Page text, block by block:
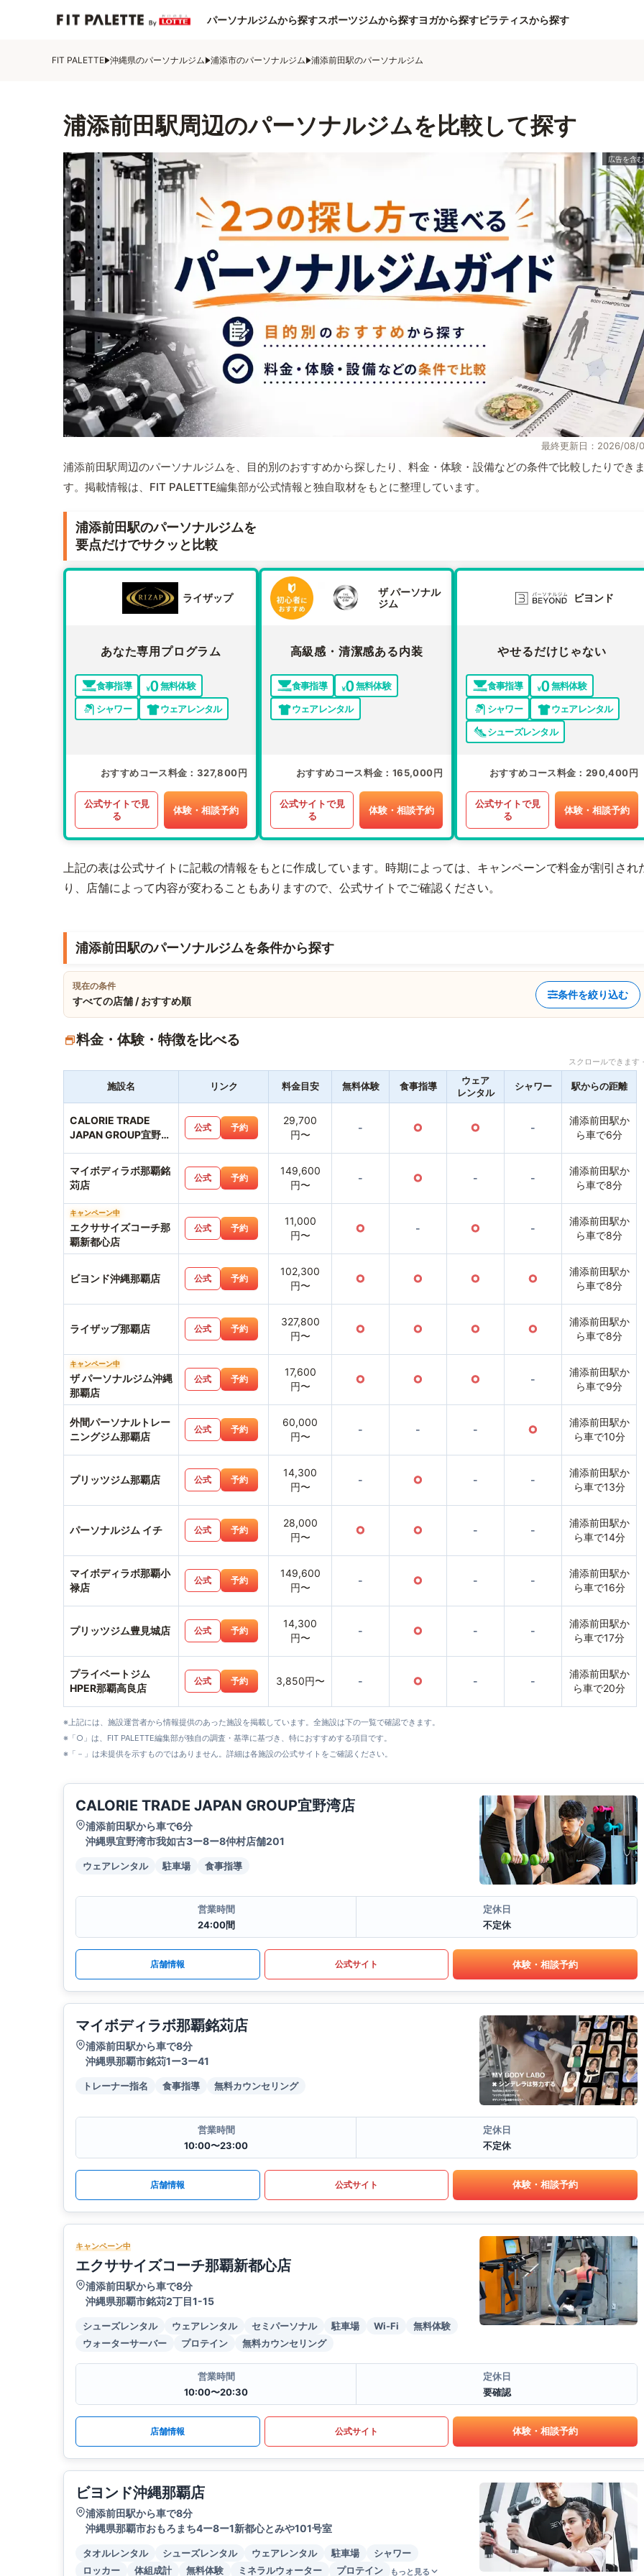
パーソナルジムから探すスポーツジムから探すヨガから探すピラティスから探す
FIT PALETTE 沖縄県のパーソナルジム 浦添市のパーソナルジム 浦添前田駅のパーソナルジム
浦添前田駅周辺のパーソナルジムを比較して探す
最終更新日：2026/08/
浦添前田駅周辺のパーソナルジムを、目的別のおすすめから探したり、料金・体験・設備などの条件で比較したりでき
す。掲載情報は、FIT PALETTE編集部が公式情報と独自取材をもとに整理しています。
浦添前田駅のパーソナルジムを
要点だけでサクッと比較
ライザップ
あなた専用プログラム
食事指導
無料体験
シャワー
ウェアレンタル
おすすめコース料金 327,800円
公式サイトで見
る
体験・相談予約
ザ パーソナル
ジム
高級感・清潔感ある内装
食事指導
無料体験
ウェアレンタル
おすすめコース料金 165,000円
公式サイトで見
る
体験・相談予約
ビヨンド
やせるだけじゃない
食事指導
無料体験
シャワー
ウェアレンタル
シューズレンタル
おすすめコース料金 290,400円
公式サイトで見
る
体験・相談予約
上記の表は公式サイトに記載の情報をもとに作成しています。時期によっては、キャンペーンで料金が割引され
り、店舗によって内容が変わることもありますので、公式サイトでご確認ください。
浦添前田駅のパーソナルジムを条件から探す
現在の条件
すべての店舗 / おすすめ順
条件を絞り込む
料金・体験・特徴を比べる
スクロールできま
施設名 リンク 料金目安 無料体験 食事指導
ウェア
レンタル
シャワー 駅からの距離
CALORIE TRADE
JAPAN GROUP宜野湾
公式 予約
29,700
円〜
- ○ ○ -
浦添前田駅か
ら車で6分
マイボディラボ那覇銘
苅店
公式 予約
149,600
円〜
- ○ - -
浦添前田駅か
ら車で8分
キャンペーン中
エクササイズコーチ那
覇新都心店
公式 予約
11,000
円〜
○ - ○ -
浦添前田駅か
ら車で8分
ビヨンド沖縄那覇店 公式 予約
102,300
円〜
○ ○ ○ ○
浦添前田駅か
ら車で8分
ライザップ那覇店 公式 予約
327,800
円〜
○ ○ ○ ○
浦添前田駅か
ら車で8分
キャンペーン中
ザ パーソナルジム沖縄
那覇店
公式 予約
17,600
円〜
○ ○ ○ -
浦添前田駅か
ら車で9分
外間パーソナルトレー
ニングジム那覇店
公式 予約
60,000
円〜
- - - ○
浦添前田駅か
ら車で10分
プリッツジム那覇店 公式 予約
14,300
円〜
- ○ - -
浦添前田駅か
ら車で13分
パーソナルジム イチ 公式 予約
28,000
円〜
○ ○ - -
浦添前田駅か
ら車で14分
マイボディラボ那覇小
禄店
公式 予約
149,600
円〜
- ○ - -
浦添前田駅か
ら車で16分
プリッツジム豊見城店 公式 予約
14,300
円〜
- ○ - -
浦添前田駅か
ら車で17分
プライベートジム
HPER那覇高良店
公式 予約 3,850円〜 - ○ - -
浦添前田駅か
ら車で20分
※上記には、施設運営者から情報提供のあった施設を掲載しています。全施設は下の一覧で確認できます。
※「○」は、FIT PALETTE編集部が独自の調査・基準に基づき、特におすすめする項目です。
※「－」は未提供を示すものではありません。詳細は各施設の公式サイトをご確認ください。
CALORIE TRADE JAPAN GROUP宜野湾店
浦添前田駅から車で6分
沖縄県宜野湾市我如古3ー8ー8仲村店舗201
ウェアレンタル 駐車場 食事指導
営業時間
24:00間
定休日
不定休
店舗情報 公式サイト 体験・相談予約
マイボディラボ那覇銘苅店
浦添前田駅から車で8分
沖縄県那覇市銘苅1ー3ー41
トレーナー指名 食事指導 無料カウンセリング
営業時間
10:00〜23:00
定休日
不定休
店舗情報 公式サイト 体験・相談予約
キャンペーン中
エクササイズコーチ那覇新都心店
浦添前田駅から車で8分
沖縄県那覇市銘苅2丁目1-15
シューズレンタル ウェアレンタル セミパーソナル 駐車場 Wi-Fi
無料体験
ウォーターサーバー
プロテイン 無料カウンセリング
営業時間
10:00〜20:30
定休日
要確認
店舗情報 公式サイト 体験・相談予約
ビヨンド沖縄那覇店
浦添前田駅から車で8分
沖縄県那覇市おもろまち4ー8ー1新都心とみや101号室
タオルレンタル シューズレンタル ウェアレンタル 駐車場
シャワー
ロッカー
体組成計 無料体験 ミネラルウォーター プロテイン もっと見る